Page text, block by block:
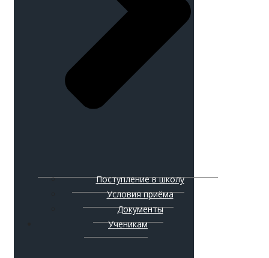
Поступление в школу
Условия приёма
Документы
Ученикам